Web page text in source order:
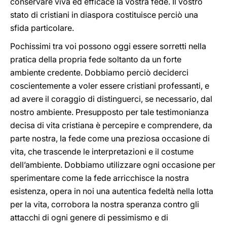
stato di cristiani in diaspora costituisce perciò una
sfida particolare.
Pochissimi tra voi possono oggi essere sorretti nella
pratica della propria fede soltanto da un forte
ambiente credente. Dobbiamo perciò deciderci
coscientemente a voler essere cristiani professanti, e
ad avere il coraggio di distinguerci, se necessario, dal
nostro ambiente. Presupposto per tale testimonianza
decisa di vita cristiana è percepire e comprendere, da
parte nostra, la fede come una preziosa occasione di
vita, che trascende le interpretazioni e il costume
dell’ambiente. Dobbiamo utilizzare ogni occasione per
sperimentare come la fede arricchisce la nostra
esistenza, opera in noi una autentica fedeltà nella lotta
per la vita, corrobora la nostra speranza contro gli
attacchi di ogni genere di pessimismo e di